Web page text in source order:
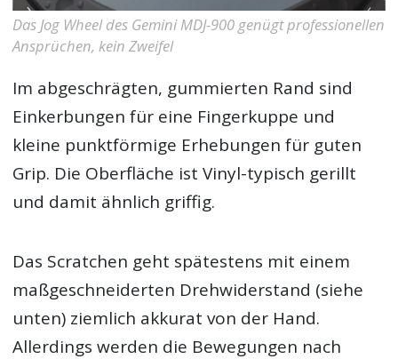
Das Jog Wheel des Gemini MDJ-900 genügt professionellen
Ansprüchen, kein Zweifel
Im abgeschrägten, gummierten Rand sind
Einkerbungen für eine Fingerkuppe und
kleine punktförmige Erhebungen für guten
Grip. Die Oberfläche ist Vinyl-typisch gerillt
und damit ähnlich griffig.
Das Scratchen geht spätestens mit einem
maßgeschneiderten Drehwiderstand (siehe
unten) ziemlich akkurat von der Hand.
Allerdings werden die Bewegungen nach